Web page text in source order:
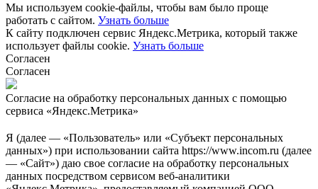
Мы используем cookie-файлы, чтобы вам было проще
работать с сайтом. Узнать больше
К сайту подключен сервис Яндекс.Метрика, который также
использует файлы cookie. Узнать больше
Согласен
Согласен
Согласие на обработку персональных данных с помощью
сервиса «Яндекс.Метрика»
Я (далее — «Пользователь» или «Субъект персональных
данных») при использовании сайта https://www.incom.ru (далее
— «Сайт») даю свое согласие на обработку персональных
данных посредством сервисом веб-аналитики